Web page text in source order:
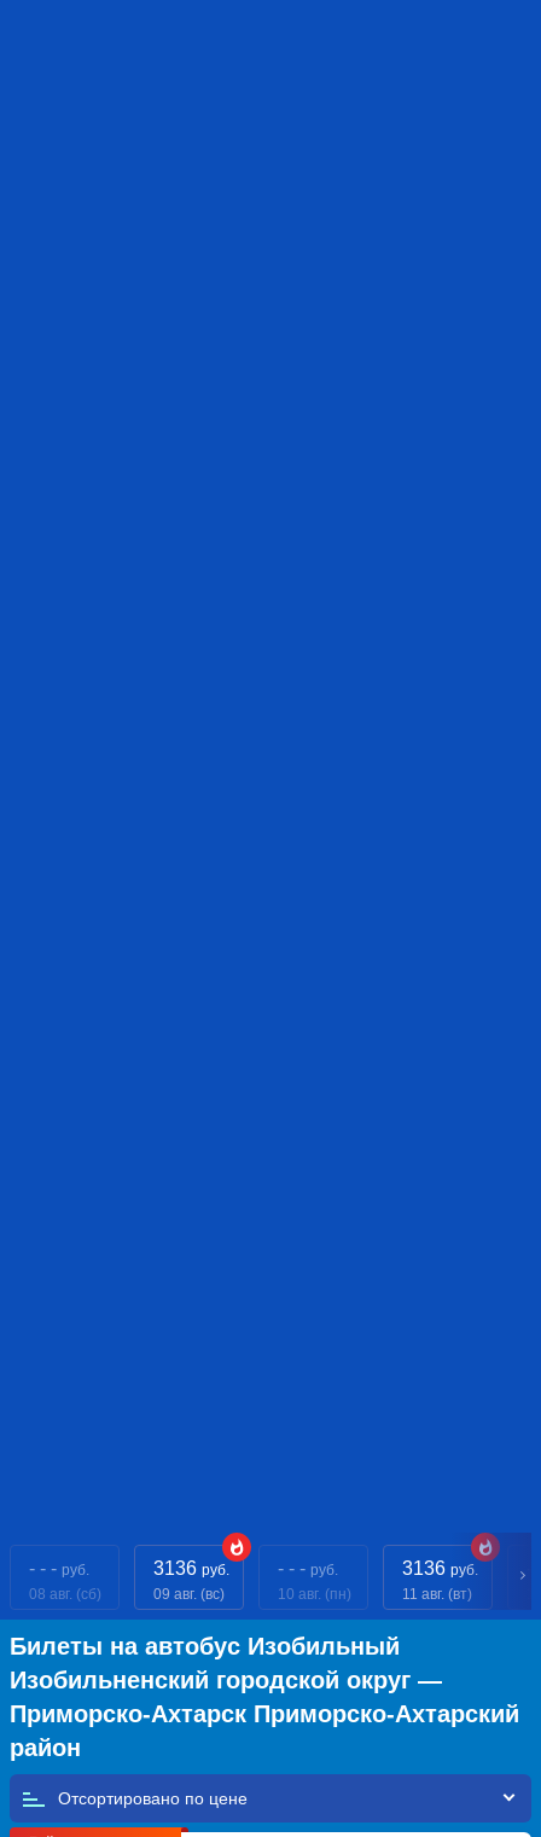
- - - руб.
08 авг. (сб)
3136 руб.
09 авг. (вс)
- - - руб.
10 авг. (пн)
3136 руб.
11 авг. (вт)
Билеты на автобус Изобильный
Изобильненский городской округ —
Приморско-Ахтарск Приморско-Ахтарский
район
Отсортировано по